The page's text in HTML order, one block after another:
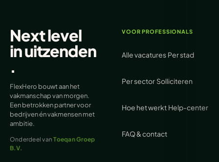
Next level
inuitzenden
.
FlexHero bouwt aan het
vakmanschap van morgen.
Een betrokken partner voor
bedrijven én vakmensen met
ambitie.
Onderdeel vanToeqan Groep
B.V.
VOOR PROFESSIONALS
Alle vacatures Per stad
Per sector Solliciteren
Hoe het werkt Help-center
FAQ & contact